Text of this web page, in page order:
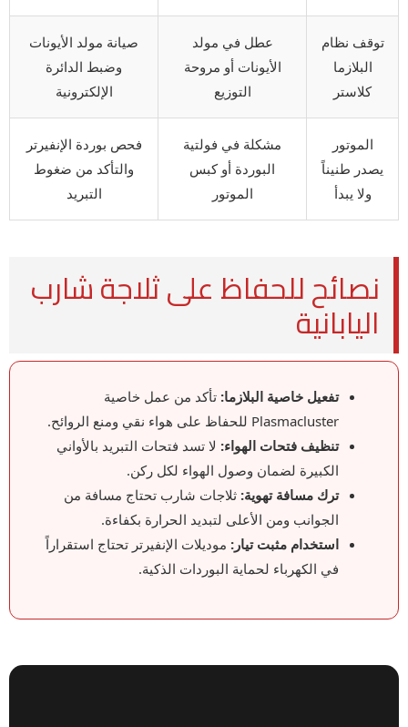
توقف نظام
البلازما
كلاستر
عطل في مولد
الأيونات أو مروحة
التوزيع
صيانة مولد الأيونات
وضبط الدائرة
الإلكترونية
الموتور
يصدر طنيناً
ولا يبدأ
مشكلة في فولتية
البوردة أو كبس
الموتور
فحص بوردة الإنفيرتر
والتأكد من ضغوط
التبريد
نصائح للحفاظ على ثلاجة شارب
اليابانية
تفعيل خاصية البلازما: تأكد من عمل خاصية
Plasmacluster للحفاظ على هواء نقي ومنع الروائح.
تنظيف فتحات الهواء: لا تسد فتحات التبريد بالأواني
الكبيرة لضمان وصول الهواء لكل ركن.
ترك مسافة تهوية: ثلاجات شارب تحتاج مسافة من
الجوانب ومن الأعلى لتبديد الحرارة بكفاءة.
استخدام مثبت تيار: موديلات الإنفيرتر تحتاج استقراراً
في الكهرباء لحماية البوردات الذكية.